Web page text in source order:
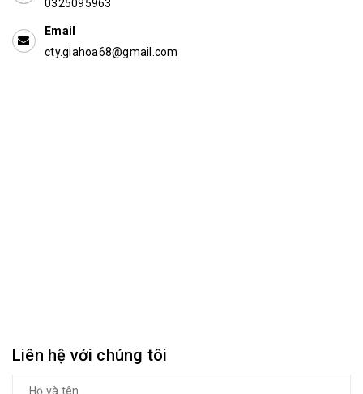
0325095963
Email
cty.giahoa68@gmail.com
Liên hệ với chúng tôi